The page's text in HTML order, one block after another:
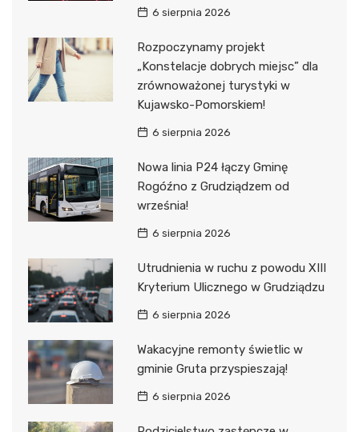
6 sierpnia 2026
Rozpoczynamy projekt
„Konstelacje dobrych miejsc” dla
zrównoważonej turystyki w
Kujawsko-Pomorskiem!
6 sierpnia 2026
Nowa linia P24 łączy Gminę
Rogóźno z Grudziądzem od
września!
6 sierpnia 2026
Utrudnienia w ruchu z powodu XIII
Kryterium Ulicznego w Grudziądzu
6 sierpnia 2026
Wakacyjne remonty świetlic w
gminie Gruta przyspieszają!
6 sierpnia 2026